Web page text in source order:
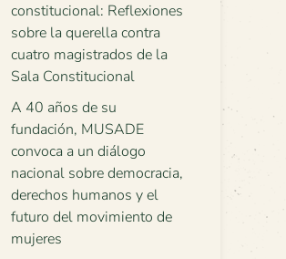
constitucional: Reflexiones
sobre la querella contra
cuatro magistrados de la
Sala Constitucional
A 40 años de su
fundación, MUSADE
convoca a un diálogo
nacional sobre democracia,
derechos humanos y el
futuro del movimiento de
mujeres